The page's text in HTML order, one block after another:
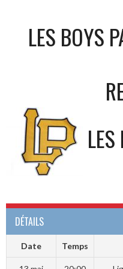
LES BOYS
DÉTAILS
Date Temps